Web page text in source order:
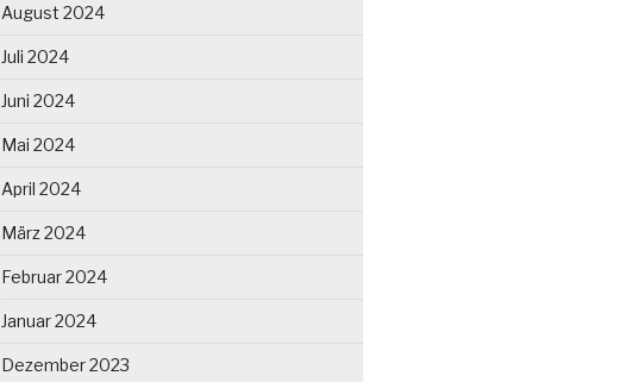
August 2024
Juli 2024
Juni 2024
Mai 2024
April 2024
März 2024
Februar 2024
Januar 2024
Dezember 2023